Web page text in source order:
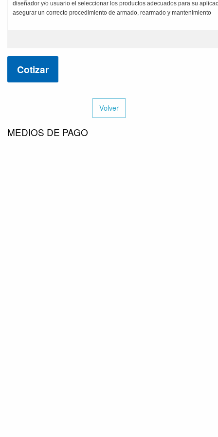
diseñador y/o usuario el seleccionar los productos adecuados para su
asegurar un correcto procedimiento de armado, rearmado y mantenimiento
Cotizar
Volver
MEDIOS DE PAGO